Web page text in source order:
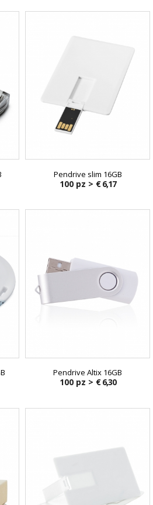
Pendrive slim 16GB
100 pz > € 6,17
Pendrive Altix 16GB
100 pz > € 6,30